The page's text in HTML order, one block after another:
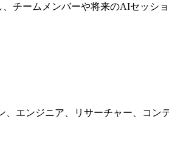
ームメンバーや将来のAIセッショ
エンジニア、リサーチャー、コン